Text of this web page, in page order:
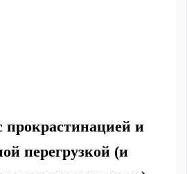
прокрастинацией и
перегрузкой (и